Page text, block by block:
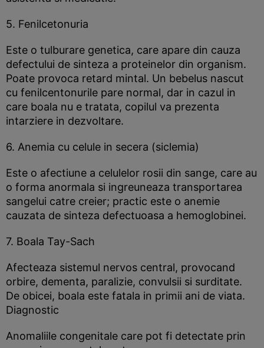
5. Fenilcetonuria
Este o tulburare genetica, care apare din cauza
defectului de sinteza a proteinelor din organism.
Poate provoca retard mintal. Un bebelus nascut
cu fenilcentonurile pare normal, dar in cazul in
care boala nu e tratata, copilul va prezenta
intarziere in dezvoltare.
6. Anemia cu celule in secera (siclemia)
Este o afectiune a celulelor rosii din sange, care au
o forma anormala si ingreuneaza transportarea
sangelui catre creier; practic este o anemie
cauzata de sinteza defectuoasa a hemoglobinei.
7. Boala Tay-Sach
Afecteaza sistemul nervos central, provocand
orbire, dementa, paralizie, convulsii si surditate.
De obicei, boala este fatala in primii ani de viata.
Diagnostic
Anomaliile congenitale care pot fi detectate prin